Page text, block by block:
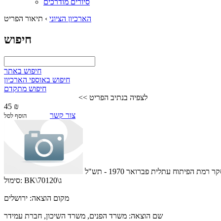
סיורים מודרכים
הארכיון הציוני › תיאור הפריט
חיפוש
חיפוש באתר
חיפוש באוספי הארכיון
חיפוש מתקדם
לצפיה בנתיב הפריט >>
45 ₪
הוסף לסל צור קשר
רמת הפיתוח עתלית פברואר 1970 - תש"ל
סימול:
BK\70120\ג
מקום הוצאה: ירושלים
שם הוצאה: משרד הפנים, משרד השיכון, חברת עמידר